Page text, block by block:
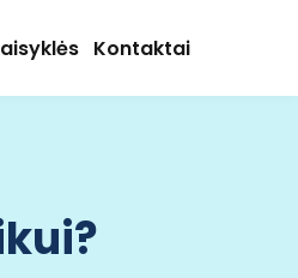
Kontaktai